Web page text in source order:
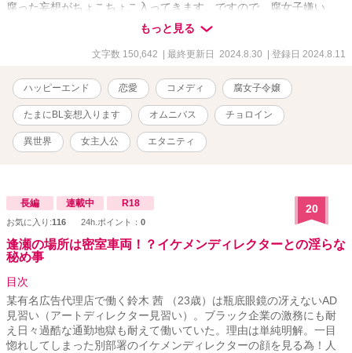
腐った妄想がちょこちょこ入ってきます。ですので、腐女子嫌い、
BL嫌いの方はご遠慮下さい。 舞台はどこかの小説の中、ナーロッパ
な異世界に転生した腐女子と周りの人々のエロロマンスですｗ 一章
は侍女のラウラ 二章はメイドのアナ 三章は悪役令嬢ナンシー 四章は
ャラ男・腐女子の要素があります。基本的に女子はチョロインで
す。男子はややこしいのばかりです。 コメディにしたいのですが、
腐女子要素でもうコメディかな…とｗ こちらはムーンライトノベル
様にて連載してました過去作です。
もっと見る
文字数 150,642 | 最終更新日 2024.8.30 | 登録日 2024.8.11
ハッピーエンド 恋愛 コメディ 腐女子令嬢
たまにBL妄想入ります オムニバス チョロイン
異世界 女主人公 エタニティ
長編 連載中 R18
お気に入り:116 24h.ポイント： 0
20
逢瀬の場所は密室車両！？イケメンディレクターとの淫らな
秘め事
目次
某有名広告代理店で働く鈴木 茜 （23歳）は瓶底眼鏡の冴えないAD
見習い（アートディレクター見習い）。ブラック企業の激務にも耐
え日々過酷な通勤地獄も耐えて働いていた。理由は単純明解。一目
惚れしてしまった別部署のイケメンディレクターの顔を見る為！人